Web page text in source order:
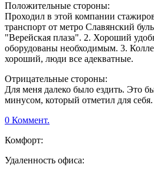
Положительные стороны:
Проходил в этой компании
транспорт от метро Славянский
"Верейская плаза". 2. Хороший
оборудованы необходимым. 3.
хороший, люди все адекватные.
Отрицательные стороны:
Для меня далеко было ездить. Это
минусом, который отметил для себя.
0 Коммент.
Комфорт:
Удаленность офиса: